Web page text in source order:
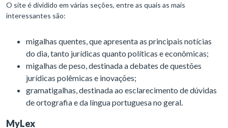
O site é dividido em várias seções, entre as quais as mais
interessantes são:
migalhas quentes, que apresenta as principais notícias
do dia, tanto jurídicas quanto políticas e econômicas;
migalhas de peso, destinada a debates de questões
jurídicas polêmicas e inovações;
gramatigalhas, destinada ao esclarecimento de dúvidas
de ortografia e da língua portuguesa no geral.
MyLex